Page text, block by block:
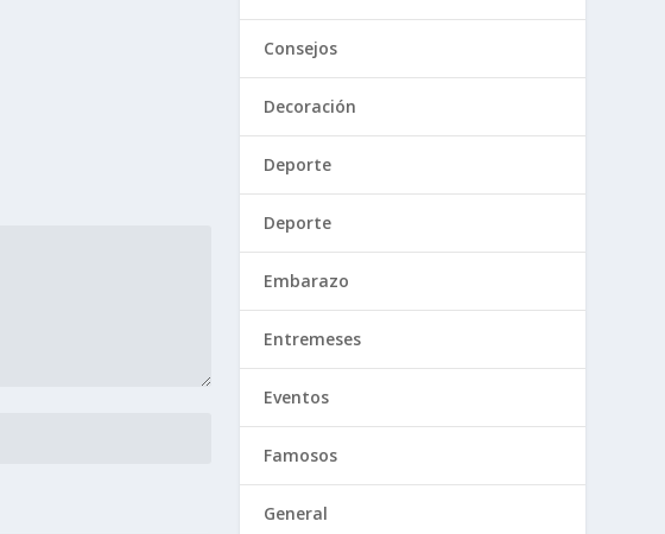
Consejos
Decoración
Deporte
Deporte
Embarazo
Entremeses
Eventos
Famosos
General